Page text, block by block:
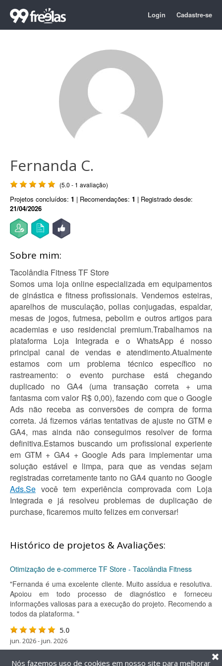
Login Cadastre-se
Fernanda C.
(5.0 - 1 avaliação)
Projetos concluídos: 1 | Recomendações: 1 | Registrado desde:
21/04/2026
Sobre mim:
Tacolândia Fitness TF Store
Somos uma loja online especializada em equipamentos
de ginástica e fitness profissionais. Vendemos esteiras,
aparelhos de musculação, polias conjugadas, espaldar,
mesas de jogos, futmesa, pebolim e outros artigos para
academias e uso residencial premium.Trabalhamos na
plataforma Loja Integrada e o WhatsApp é nosso
principal canal de vendas e atendimento.Atualmente
estamos com um problema técnico específico no
rastreamento: o evento purchase está chegando
duplicado no GA4 (uma transação correta + uma
fantasma com valor R$ 0,00), fazendo com que o Google
Ads não receba as conversões de compra de forma
correta. Já fizemos várias tentativas de ajuste no GTM e
GA4, mas ainda não conseguimos resolver de forma
definitiva.Estamos buscando um profissional experiente
em GTM + GA4 + Google Ads para implementar uma
solução estável e limpa, para que as vendas sejam
registradas corretamente tanto no GA4 quanto no Google
Ads.Se você tem experiência comprovada com Loja
Integrada e já resolveu problemas de duplicação de
purchase, ficaremos muito felizes em conversar!
Histórico de projetos & Avaliações:
Otimização de e-commerce TF Store - Tacolândia Fitness
"Fernanda é uma excelente cliente. Muito assídua e resolutiva.
Apoiou em todo processo de diagnóstico e forneceu
informações valiosas para a execução do projeto. Recomendo a
todos da plataforma. "
5.0
jun. 2026 - jun. 2026
Nós fazemos uso de cookies em nosso site para melhorar